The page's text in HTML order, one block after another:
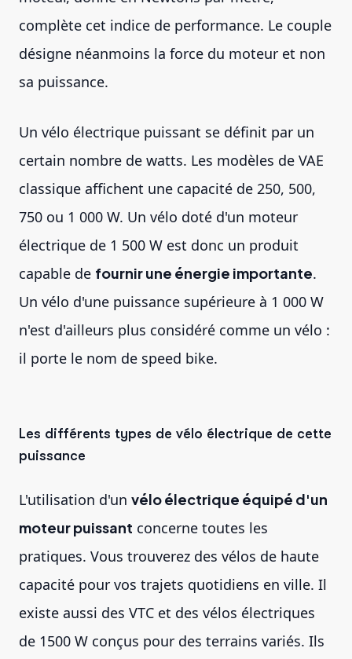
complète cet indice de performance. Le couple
désigne néanmoins la force du moteur et non
sa puissance.
Un vélo électrique puissant se définit par un
certain nombre de watts. Les modèles de VAE
classique affichent une capacité de 250, 500,
750 ou 1 000 W. Un vélo doté d'un moteur
électrique de 1 500 W est donc un produit
capable de fournir une énergie importante.
Un vélo d'une puissance supérieure à 1 000 W
n'est d'ailleurs plus considéré comme un vélo :
il porte le nom de speed bike.
Les différents types de vélo électrique de cette
puissance
L'utilisation d'un vélo électrique équipé d'un
moteur puissant concerne toutes les
pratiques. Vous trouverez des vélos de haute
capacité pour vos trajets quotidiens en ville. Il
existe aussi des VTC et des vélos électriques
de 1500 W conçus pour des terrains variés. Ils